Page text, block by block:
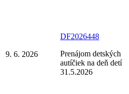
9. 6. 2026
DF2026448
Prenájom detských
autíčiek na deň detí
31.5.2026